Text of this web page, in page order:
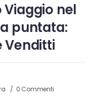
Viaggio nel
puntata:
Venditti
0 Commenti